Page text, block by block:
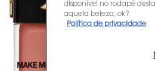
disponível no rodapé
aquela beleza, ok?
Política de privacidade